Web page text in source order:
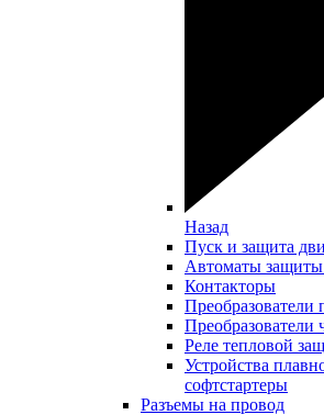
Назад
Пуск и защита
Автоматы защиты
Контакторы
Преобразователи
Преобразователи
Реле тепловой
Устройства
софтстартеры
Разъемы на провод